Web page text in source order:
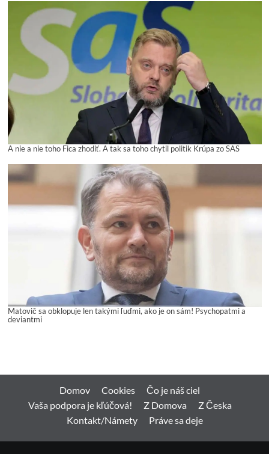
A nie a nie toho Fica zhodiť. A tak sa toho chytil politik Krúpa zo SAS
Matovič sa obklopuje len takými ľuďmi, ako je on sám! Psychopatmi a
deviantmi
Domov Cookies
Čo je náš ciel
Vaša podpora je kľúčová!
Z Domova
Z Česka
Kontakt/Námety
Práve sa deje